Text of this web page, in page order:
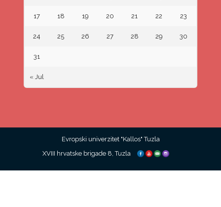
« Jul
17 18 19 20 21 22 23
24 25 26 27 28 29 30
31
Evropski univerzitet "Kallos" Tuzla
XVIII hrvatske brigade 8, Tuzla